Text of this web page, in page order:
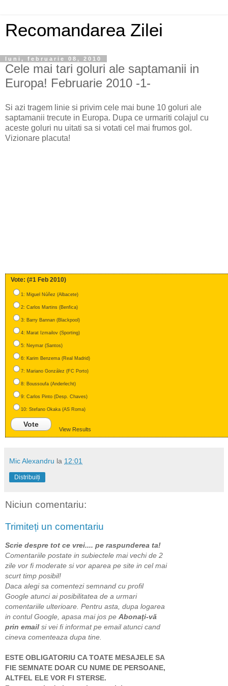
Recomandarea Zilei
luni, februarie 08, 2010
Cele mai tari goluri ale saptamanii in
Europa! Februarie 2010 -1-
Si azi tragem linie si privim cele mai bune 10 goluri ale
saptamanii trecute in Europa. Dupa ce urmariti colajul cu
aceste goluri nu uitati sa si votati cel mai frumos gol.
Vizionare placuta!
Vote: (#1 Feb 2010)
1: Miguel Núñez (Albacete)
2: Carlos Martins (Benfica)
3: Barry Bannan (Blackpool)
4: Marat Izmailov (Sporting)
5: Neymar (Santos)
6: Karim Benzema (Real Madrid)
7: Mariano González (FC Porto)
8: Boussoufa (Anderlecht)
9: Carlos Pinto (Desp. Chaves)
10: Stefano Okaka (AS Roma)
Vote
View Results
Mic Alexandru la 12:01
Distribuiți
Niciun comentariu:
Trimiteți un comentariu
Scrie despre tot ce vrei.... pe raspunderea ta!
Comentariile postate in subiectele mai vechi de 2
zile vor fi moderate si vor aparea pe site in cel mai
scurt timp posibil!
Daca alegi sa comentezi semnand cu profil
Google atunci ai posibilitatea de a urmari
comentariile ulterioare. Pentru asta, dupa logarea
in contul Google, apasa mai jos pe Abonaţi-vă
prin email si vei fi informat pe email atunci cand
cineva comenteaza dupa tine.
ESTE OBLIGATORIU CA TOATE MESAJELE SA
FIE SEMNATE DOAR CU NUME DE PERSOANE,
ALTFEL ELE VOR FI STERSE.